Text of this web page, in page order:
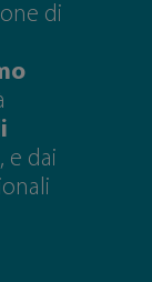
di
e dai